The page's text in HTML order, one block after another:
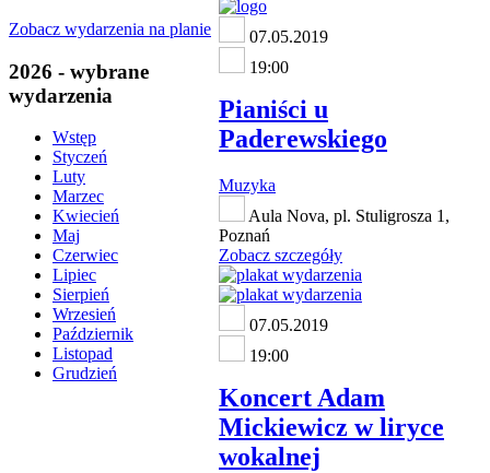
Zobacz wydarzenia na planie
2026 - wybrane
wydarzenia
Wstęp
Styczeń
Luty
Marzec
Kwiecień
Maj
Czerwiec
Lipiec
Sierpień
Wrzesień
Październik
Listopad
Grudzień
07.05.2019
19:00
Pianiści u
Paderewskiego
Muzyka
Aula Nova, pl. Stuligrosza 1,
Poznań
Zobacz szczegóły
07.05.2019
19:00
Koncert Adam
Mickiewicz w liryce
wokalnej